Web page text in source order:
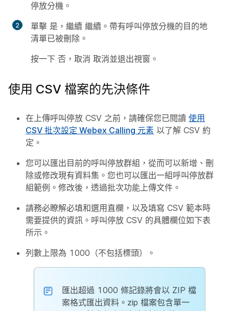
停放分機。
單擊 是，繼續 繼續。帶有呼叫停放分機的目的地
清單已被刪除。
按一下 否，取消 取消並退出視窗。
使用 CSV 檔案的先決條件
在上傳呼叫停放 CSV 之前，請確保您已閱讀 使用
CSV 批次設定 Webex Calling 元素 以了解 CSV 約
定。
您可以匯出目前的呼叫停放群組，從而可以新增、刪
除或修改現有資料集。您也可以匯出一組呼叫停放群
組範例。修改後，透過批次功能上傳文件。
請務必瞭解必填和選用直欄，以及填寫 CSV 範本時
需要提供的資訊。呼叫停放 CSV 的具體欄位如下表
所示。
列數上限為 1000（不包括標頭）。
匯出超過 1000 條記錄將會以 ZIP 檔
案格式匯出資料。zip 檔案包含單一